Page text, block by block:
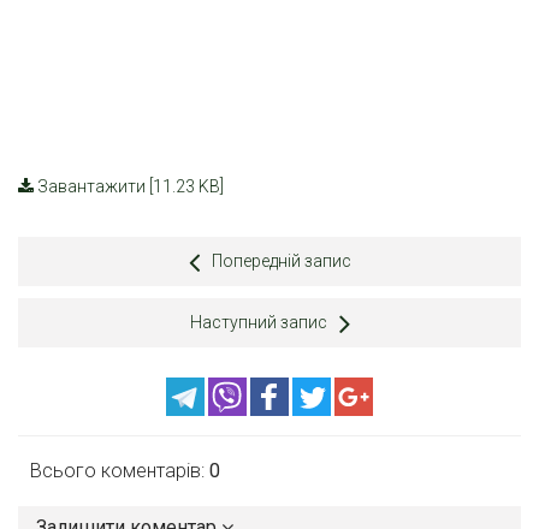
Завантажити [11.23 KB]
Попередній запис
Наступний запис
Всього коментарів: 0